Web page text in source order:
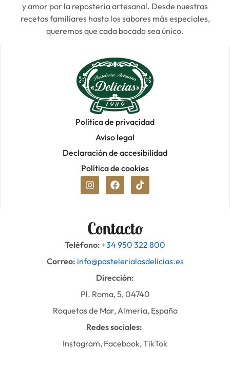
y amor por la repostería artesanal. Desde nuestras
recetas familiares hasta los sabores más especiales,
queremos que cada bocado sea único.
Política de privacidad
Aviso legal
Declaración de accesibilidad
Política de cookies
Contacto
Teléfono: +34 950 322 800
Correo: info@pastelerialasdelicias.es
Dirección:
Pl. Roma, 5, 04740
Roquetas de Mar, Almería, España
Redes sociales:
Instagram, Facebook, TikTok